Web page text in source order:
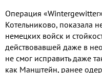
Операция «Wintergewitter»
Котельниково, показала
немецких войск и
действовавшей даже в
не смог исправить даже
как Манштейн, ранее